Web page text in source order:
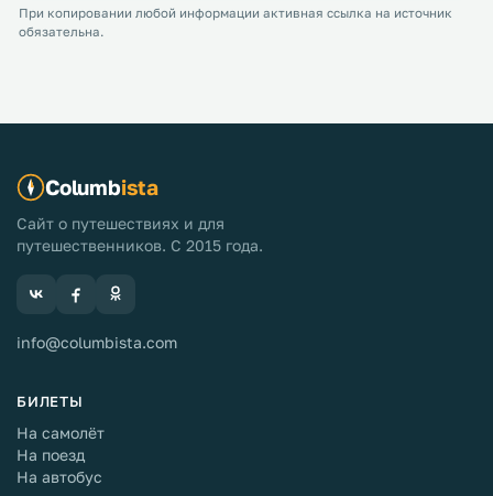
При копировании любой информации активная ссылка на источник
обязательна.
Columbista
Сайт о путешествиях и для
путешественников. С 2015 года.
info@columbista.com
БИЛЕТЫ
На самолёт
На поезд
На автобус